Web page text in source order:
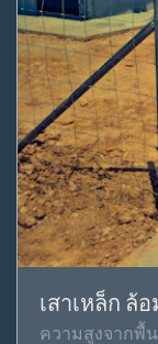
เสาเหล็ก ล้
ความสูงจากพื้